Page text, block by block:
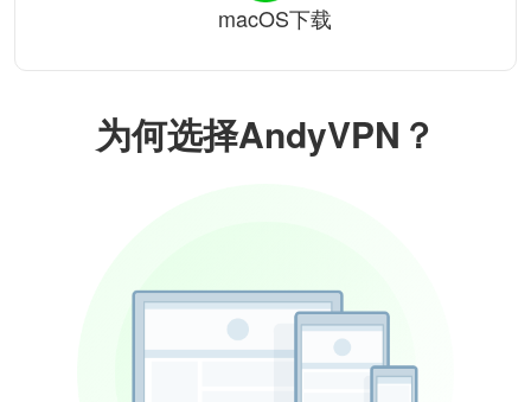
为何选择AndyVPN？
macOS下载